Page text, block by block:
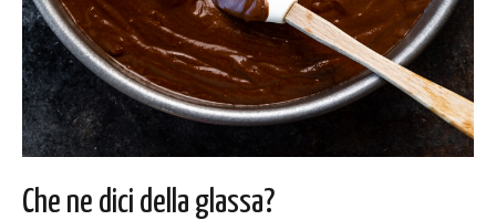
Che ne dici della glassa?